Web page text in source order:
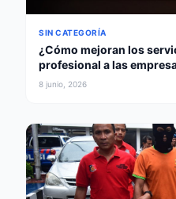
SIN CATEGORÍA
¿Cómo mejoran los
profesional a las
8 junio, 2026